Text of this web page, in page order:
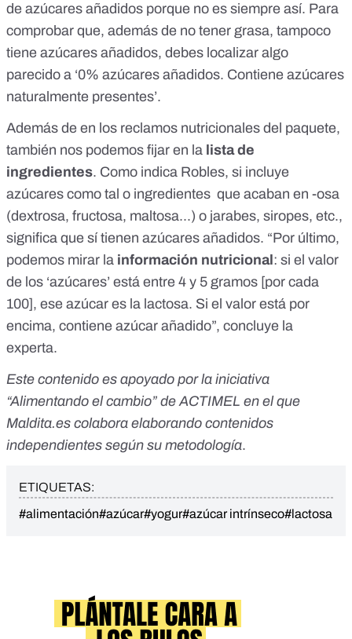
de azúcares añadidos porque no es siempre así. Para
comprobar que, además de no tener grasa, tampoco
tiene azúcares añadidos, debes localizar algo
parecido a ‘0% azúcares añadidos. Contiene azúcares
naturalmente presentes’.
Además de en los reclamos nutricionales del paquete,
también nos podemos fijar en la lista de
ingredientes. Como indica Robles, si incluye
azúcares como tal o ingredientes que acaban en -osa
(dextrosa, fructosa, maltosa...) o jarabes, siropes, etc.,
significa que sí tienen azúcares añadidos. “Por último,
podemos mirar la información nutricional : si el valor
de los ‘azúcares’ está entre 4 y 5 gramos [por cada
100], ese azúcar es la lactosa. Si el valor está por
encima, contiene azúcar añadido”, concluye la
experta.
Este contenido es apoyado por la iniciativa
“Alimentando el cambio” de ACTIMEL en el que
Maldita.es colabora elaborando contenidos
independientes según su metodología.
ETIQUETAS:
#alimentación#azúcar#yogur#azúcar intrínseco#lactosa